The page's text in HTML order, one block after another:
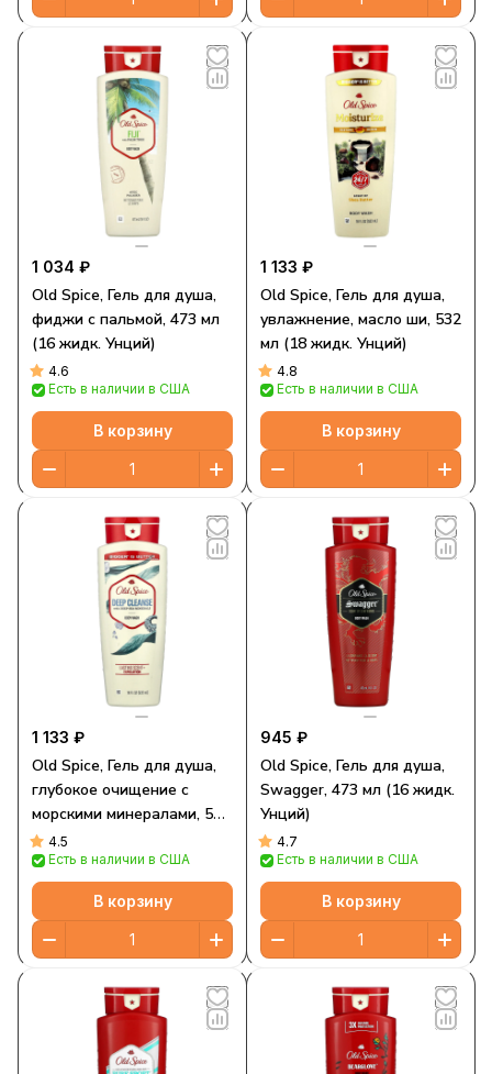
1 034 ₽
Old Spice, Гель для душа,
фиджи с пальмой, 473 мл
(16 жидк. Унций)
4.6
Есть в наличии в США
В корзину
1 133 ₽
Old Spice, Гель для душа,
увлажнение, масло ши, 532
мл (18 жидк. Унций)
4.8
Есть в наличии в США
В корзину
1 133 ₽
Old Spice, Гель для душа,
глубокое очищение с
морскими минералами, 532
мл (18 жидк. Унций)
4.5
Есть в наличии в США
В корзину
945 ₽
Old Spice, Гель для душа,
Swagger, 473 мл (16 жидк.
Унций)
4.7
Есть в наличии в США
В корзину